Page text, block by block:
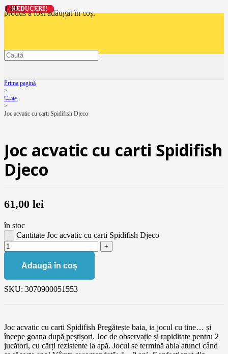
produsa fost adăugat în coș.
Prima pagină
>
Toate
>
Joc acvatic cu carti Spidifish Djeco
Joc acvatic cu carti Spidifish
Djeco
61,00 lei
în stoc
Cantitate Joc acvatic cu carti Spidifish Djeco
Adaugă în coș
SKU: 3070900051553
Joc acvatic cu carti Spidifish Pregătește baia, ia jocul cu tine… și
începe goana după peștișori. Joc de observație și rapiditate pentru 2
jucători, cu cărți rezistente la apă. Jocul se termină abia atunci când
REDUCERI!
REDUCERI!
REDUCERI!
REDUCERI!